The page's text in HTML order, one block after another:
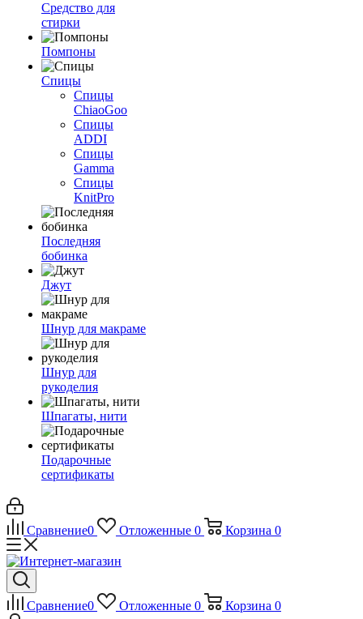
Средство для
стирки
Помпоны
Спицы
Спицы
ChiaoGoo
Спицы
ADDI
Спицы
Gamma
Спицы
KnitPro
Последняя
бобинка
Джут
Шнур для макраме
Шнур для
рукоделия
Шпагаты, нити
Подарочные
сертификаты
Сравнение0 Отложенные 0 Корзина 0
Сравнение0 Отложенные 0 Корзина 0